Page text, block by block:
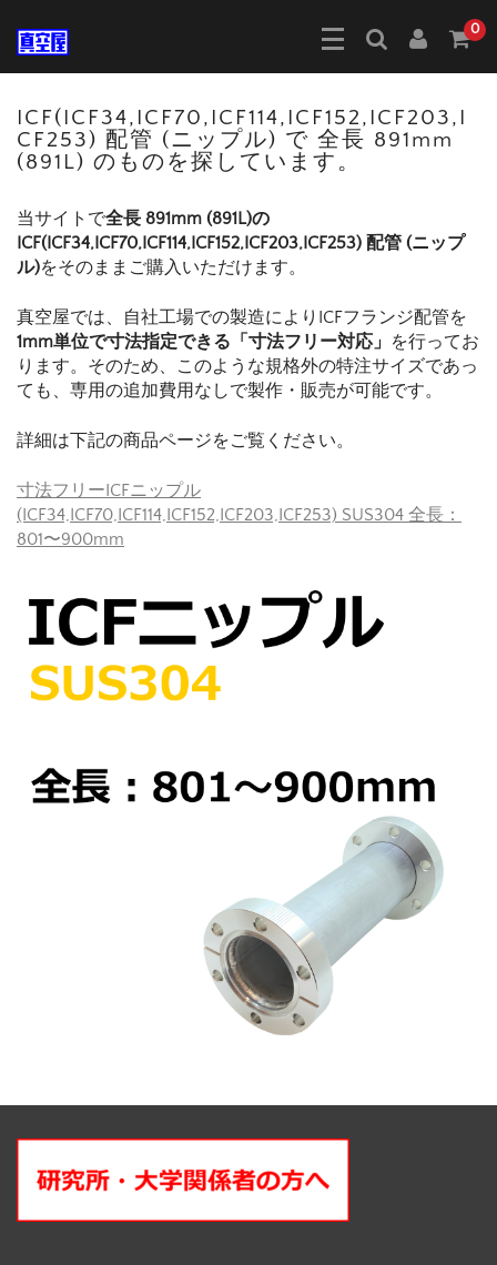
0
ICF(ICF34,ICF70,ICF114,ICF152,ICF203,I
CF253) 配管 (ニップル) で 全長 891mm
(891L) のものを探しています。
当サイトで全長 891mm (891L)の
ICF(ICF34,ICF70,ICF114,ICF152,ICF203,ICF253) 配管 (ニップ
ル)をそのままご購入いただけます。
真空屋では、自社工場での製造によりICFフランジ配管を
1mm単位で寸法指定できる「寸法フリー対応」 を行ってお
ります。そのため、このような規格外の特注サイズであっ
ても、専用の追加費用なしで製作・販売が可能です。
詳細は下記の商品ページをご覧ください。
寸法フリーICFニップル
(ICF34,ICF70,ICF114,ICF152,ICF203,ICF253) SUS304 全長：
801〜900mm